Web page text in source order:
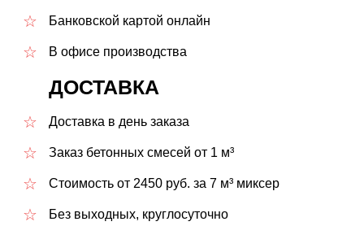
Банковской картой онлайн
В офисе производства
ДОСТАВКА
Доставка в день заказа
Заказ бетонных смесей от 1 м³
Стоимость от 2450 руб. за 7 м³ миксер
Без выходных, круглосуточно